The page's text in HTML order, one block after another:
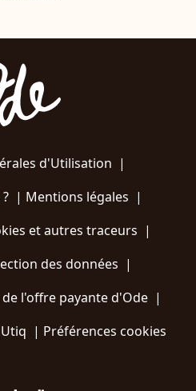
d'Utilisation |
| Mentions légales |
et autres traceurs |
des données |
l'offre payante d'Ode |
| Préférences cookies